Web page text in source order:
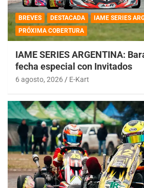
BREVES DESTACADA
IAME SERIES
PRÓXIMA COBERTURA
IAME SERIES ARGENTINA:
fecha especial con Invitados
6 agosto, 2026 E-Kart